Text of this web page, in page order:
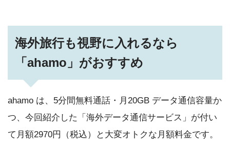
海外旅行も視野に入れるなら
「ahamo」がおすすめ
ahamo は、5分間無料通話・月20GB データ通信容量か
つ、今回紹介した「海外データ通信サービス」が付い
て月額2970円（税込）と大変オトクな月額料金です。